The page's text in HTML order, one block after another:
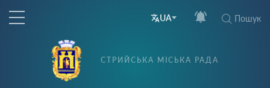
UA Пошук
СТРИЙСЬКА МІСЬКА РАДА